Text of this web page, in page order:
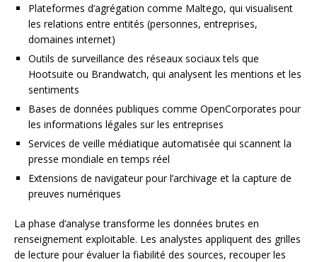
Plateformes d’agrégation comme Maltego, qui visualisent
les relations entre entités (personnes, entreprises,
domaines internet)
Outils de surveillance des réseaux sociaux tels que
Hootsuite ou Brandwatch, qui analysent les mentions et les
sentiments
Bases de données publiques comme OpenCorporates pour
les informations légales sur les entreprises
Services de veille médiatique automatisée qui scannent la
presse mondiale en temps réel
Extensions de navigateur pour l’archivage et la capture de
preuves numériques
La phase d’analyse transforme les données brutes en
renseignement exploitable. Les analystes appliquent des grilles
de lecture pour évaluer la fiabilité des sources, recouper les